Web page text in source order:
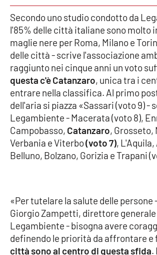
Meteo
Editoriali
VIDEO
Ambiente
Cronaca
Cultura
Sanità
Società
Secondo uno studio condotto da
l'85% delle città italiane sono molto
maglie nere per Roma, Milano e
delle città - scrive l'associazione
raggiunto nei cinque anni un voto
questa c'è Catanzaro, unica tra i
entrare nella classifica. Al primo
dell'aria si piazza «Sassari (voto 9) -
Legambiente - Macerata (voto 8),
Campobasso, Catanzaro, Grosseto,
Verbania e Viterbo(voto 7),
Belluno, Bolzano, Gorizia e Trapani
«Per tutelare la salute delle persone
Giorgio Zampetti, direttore generale
Legambiente - bisogna avere
definendo le priorità da affrontare e
città sono al centro di questa sfida.